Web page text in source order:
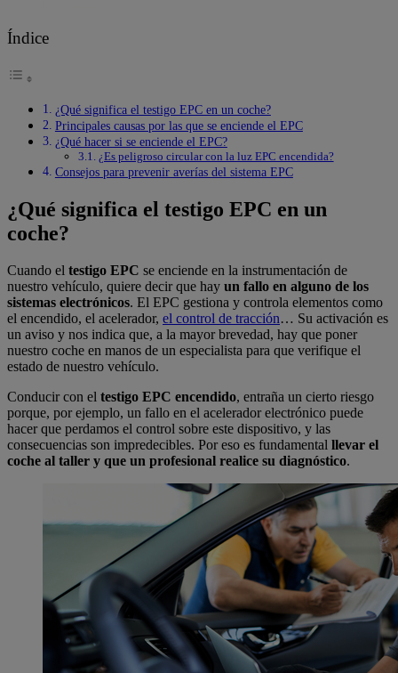
Índice
¿Qué significa el testigo EPC en un coche?
Principales causas por las que se enciende el EPC
¿Qué hacer si se enciende el EPC?
¿Es peligroso circular con la luz EPC encendida?
Consejos para prevenir averías del sistema EPC
¿Qué significa el testigo EPC en un
coche?
Cuando el testigo EPC se enciende en la instrumentación de
nuestro vehículo, quiere decir que hay un fallo en alguno de los
sistemas electrónicos. El EPC gestiona y controla elementos como
el encendido, el acelerador, el control de tracción… Su activación es
un aviso y nos indica que, a la mayor brevedad, hay que poner
nuestro coche en manos de un especialista para que verifique el
estado de nuestro vehículo.
Conducir con el testigo EPC encendido, entraña un cierto riesgo
porque, por ejemplo, un fallo en el acelerador electrónico puede
hacer que perdamos el control sobre este dispositivo, y las
consecuencias son impredecibles. Por eso es fundamental llevar el
coche al taller y que un profesional realice su diagnóstico.